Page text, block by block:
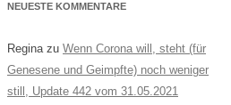
NEUESTE KOMMENTARE
Reginazu Wenn Corona will, steht (für
Genesene und Geimpfte) noch weniger
still, Update 442 vom 31.05.2021